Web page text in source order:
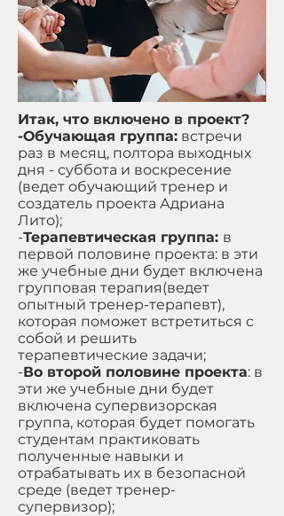
Итак, что включено в проект?
-Обучающая группа: встречи
раз в месяц, полтора выходных
дня - суббота и воскресение
(ведет обучающий тренер и
создатель проекта Адриана
Лито);
-Терапевтическая группа: в
первой половине проекта: в эти
же учебные дни будет включена
групповая терапия(ведет
опытный тренер-терапевт),
которая поможет встретиться с
собой и решить
терапевтические задачи;
-Во второй половине проекта: в
эти же учебные дни будет
включена супервизорская
группа, которая будет помогать
студентам практиковать
полученные навыки и
отрабатывать их в безопасной
среде (ведет тренер-
супервизор);